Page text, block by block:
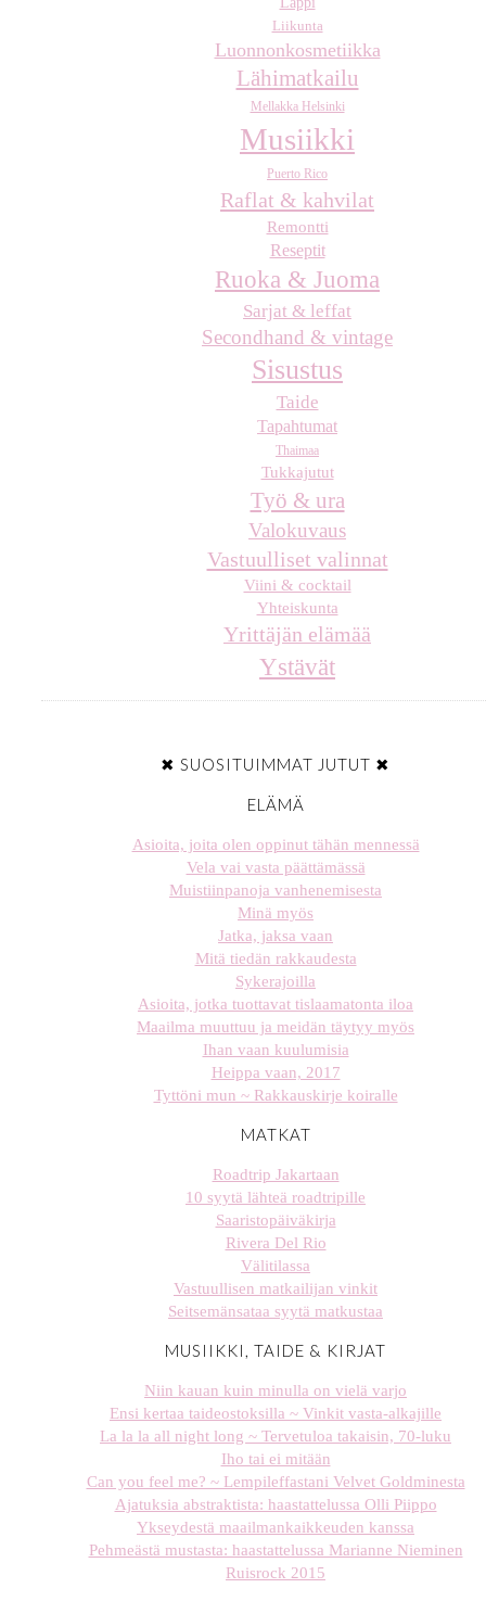
Liikunta
Luonnonkosmetiikka
Lähimatkailu
Mellakka Helsinki
Musiikki
Puerto Rico
Raflat & kahvilat
Remontti
Reseptit
Ruoka & Juoma
Sarjat & leffat
Secondhand & vintage
Sisustus
Taide
Tapahtumat
Thaimaa
Tukkajutut
Työ & ura
Valokuvaus
Vastuulliset valinnat
Viini & cocktail
Yhteiskunta
Yrittäjän elämää
Ystävät
✖ SUOSITUIMMAT JUTUT ✖
ELÄMÄ
Asioita, joita olen oppinut tähän mennessä
Vela vai vasta päättämässä
Muistiinpanoja vanhenemisesta
Minä myös
Jatka, jaksa vaan
Mitä tiedän rakkaudesta
Sykerajoilla
Asioita, jotka tuottavat tislaamatonta iloa
Maailma muuttuu ja meidän täytyy myös
Ihan vaan kuulumisia
Heippa vaan, 2017
Tyttöni mun ~ Rakkauskirje koiralle
MATKAT
Roadtrip Jakartaan
10 syytä lähteä roadtripille
Saaristopäiväkirja
Rivera Del Rio
Välitilassa
Vastuullisen matkailijan vinkit
Seitsemänsataa syytä matkustaa
MUSIIKKI, TAIDE & KIRJAT
Niin kauan kuin minulla on vielä varjo
Ensi kertaa taideostoksilla ~ Vinkit vasta-alkajille
La la la all night long ~ Tervetuloa takaisin, 70-luku
Iho tai ei mitään
Can you feel me? ~ Lempileffastani Velvet Goldminesta
Ajatuksia abstraktista: haastattelussa Olli Piippo
Ykseydestä maailmankaikkeuden kanssa
Pehmeästä mustasta: haastattelussa Marianne Nieminen
Ruisrock 2015